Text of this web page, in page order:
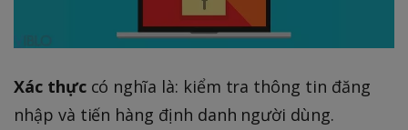
Xác thựccó nghĩa là: kiểm tra thông tin đăng
nhập và tiến hàng định danh người dùng.